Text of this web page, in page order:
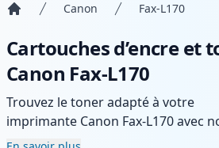
Canon Fax-L170
Cartouches d’encre et
Canon Fax-L170
Trouvez le toner adapté à votre
imprimante Canon Fax-L170 avec
gamme de cartouches compatibles